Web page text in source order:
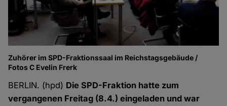
Zuhörer im SPD-Fraktionssaal im Reichstagsgebäude /
Fotos C Evelin Frerk
BERLIN. (hpd) Die SPD-Fraktion hatte zum
vergangenen Freitag (8.4.) eingeladen und war